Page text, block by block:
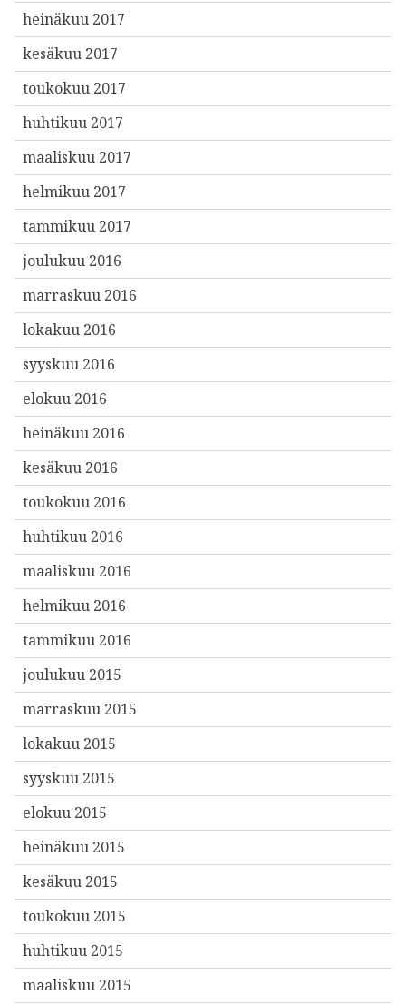
heinäkuu 2017
kesäkuu 2017
toukokuu 2017
huhtikuu 2017
maaliskuu 2017
helmikuu 2017
tammikuu 2017
joulukuu 2016
marraskuu 2016
lokakuu 2016
syyskuu 2016
elokuu 2016
heinäkuu 2016
kesäkuu 2016
toukokuu 2016
huhtikuu 2016
maaliskuu 2016
helmikuu 2016
tammikuu 2016
joulukuu 2015
marraskuu 2015
lokakuu 2015
syyskuu 2015
elokuu 2015
heinäkuu 2015
kesäkuu 2015
toukokuu 2015
huhtikuu 2015
maaliskuu 2015